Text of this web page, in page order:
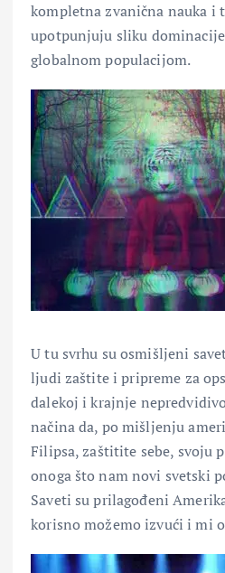
kompletna zvanična nauka i
upotpunjuju sliku
globalnom populacijom.
U tu svrhu su osmišljeni
ljudi zaštite i pripreme za
dalekoj i krajnje
načina da, po mišljenju
Filipsa, zaštitite sebe, svoju
onoga što nam novi svetski
Saveti su prilagođeni
korisno možemo izvući i mi